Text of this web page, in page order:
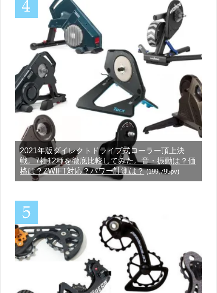
2021年版ダイレクトドライブ式ローラー頂上決
戦。7社12種を徹底比較してみた。音・振動は？価
格は？ZWIFT対応？パワー計測は？(199,795pv)